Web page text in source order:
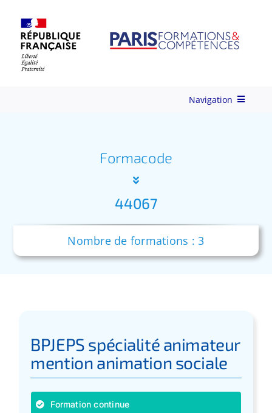
content
Navigation
Formations
Validation des acquis – VAE
Formacode
44067
Nombre de formations : 3
BPJEPS spécialité animateur
mention animation sociale
Formation continue